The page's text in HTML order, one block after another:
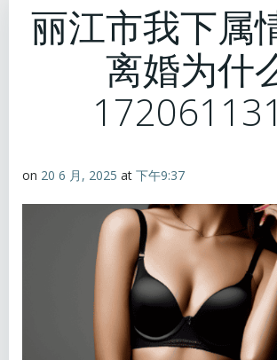
丽江市我下属
离婚为什
on 20 6 月, 2025 at 下午9:37